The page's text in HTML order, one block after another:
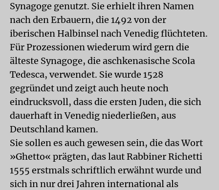
Synagoge genutzt. Sie erhielt ihren Namen
nach den Erbauern, die 1492 von der
iberischen Halbinsel nach Venedig flüchteten.
Für Prozessionen wiederum wird gern die
älteste Synagoge, die aschkenasische Scola
Tedesca, verwendet. Sie wurde 1528
gegründet und zeigt auch heute noch
eindrucksvoll, dass die ersten Juden, die sich
dauerhaft in Venedig niederließen, aus
Deutschland kamen.
Sie sollen es auch gewesen sein, die das Wort
»Ghetto« prägten, das laut Rabbiner Richetti
1555 erstmals schriftlich erwähnt wurde und
sich in nur drei Jahren international als